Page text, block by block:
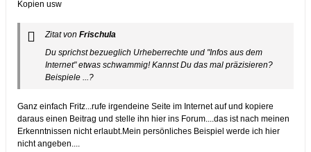
Kopien usw
Zitat von Frischula
Du sprichst bezueglich Urheberrechte und "Infos aus dem
Internet" etwas schwammig! Kannst Du das mal präzisieren?
Beispiele ...?
Ganz einfach Fritz...rufe irgendeine Seite im Internet auf und kopiere
daraus einen Beitrag und stelle ihn hier ins Forum....das ist nach meinen
Erkenntnissen nicht erlaubt.Mein persönliches Beispiel werde ich hier
nicht angeben....